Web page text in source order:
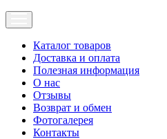
Каталог товаров
Доставка и оплата
Полезная информация
О нас
Отзывы
Возврат и обмен
Фотогалерея
Контакты